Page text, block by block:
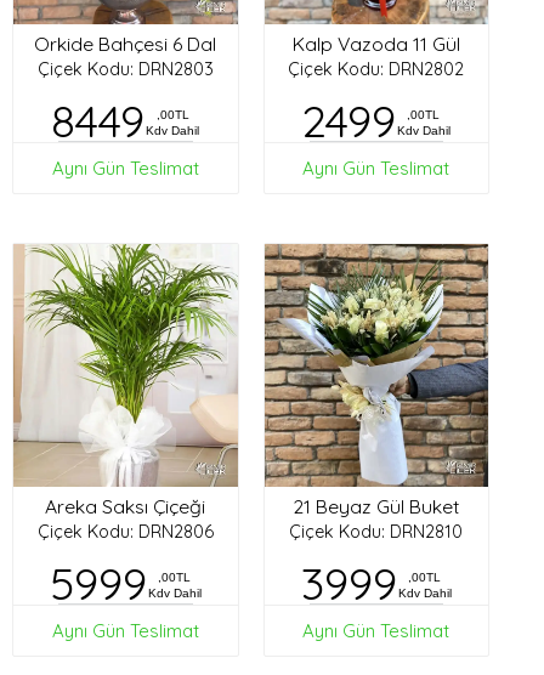
Orkide Bahçesi 6 Dal
Çiçek Kodu: DRN2803
8449
,00TL
Kdv Dahil
Aynı Gün Teslimat
Kalp Vazoda 11 Gül
Çiçek Kodu: DRN2802
2499
,00TL
Kdv Dahil
Aynı Gün Teslimat
Areka Saksı Çiçeği
Çiçek Kodu: DRN2806
5999
,00TL
Kdv Dahil
Aynı Gün Teslimat
21 Beyaz Gül Buket
Çiçek Kodu: DRN2810
3999
,00TL
Kdv Dahil
Aynı Gün Teslimat